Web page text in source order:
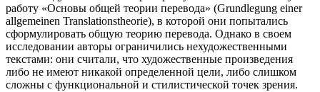
работу «Основы общей теории перевода» (Grundlegung einer
allgemeinen Translationstheorie), в которой они попытались
сформулировать общую теорию перевода. Однако в своем
исследовании авторы ограничились нехудожественными
текстами: они считали, что художественные произведения
либо не имеют никакой определенной цели, либо слишком
сложны с функциональной и стилистической точек зрения.